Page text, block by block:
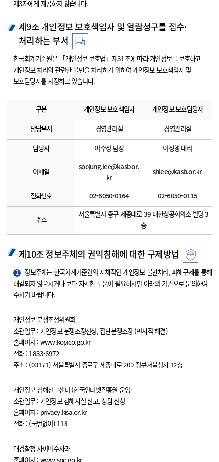
제3자에게 제공하지 않습니다.
제9조 개인정보 보호책임자 및 열람청구를 접수·
처리하는 부서
한국회계기준원은 「개인정보 보호법」제31조에 따라 개인정보를 보호하고
개인정보 처리와 관련한 불만을 처리하기 위하여 개인정보 보호책임자 및
보호담당자를 지정하고 있습니다.
구분 개인정보 보호책임자 개인정보 보호담당자
담당부서 경영관리실 경영관리실
담당자 이수정 팀장 이상행 대리
이메일
soojung.lee@kasb.or.
kr
shlee@kasb.or.kr
전화번호 02-6050-0164 02-6050-0115
주소
서울특별시 중구 세종대로 39 대한상공회의소 빌딩 3
층
제10조 정보주체의 권익침해에 대한 구제방법
1
정보주체는 한국회계기준원의 자체적인 개인정보 불만처리, 피해구제를 통해
해결되지 않으시거나 보다 자세한 도움이 필요하시면 아래의 기관으로 문의하여
주시기 바랍니다.
개인정보 분쟁조정위원회
소관업무 : 개인정보 분쟁조정신청, 집단분쟁조정 (민사적 해결)
홈페이지 : www.kopico.go.kr
전화 : 1833-6972
주소 : (03171) 서울특별시 종로구 세종대로 209 정부서울청사 12층
개인정보 침해신고센터 (한국인터넷진흥원 운영)
소관업무 : 개인정보 침해사실 신고, 상담 신청
홈페이지 : privacy.kisa.or.kr
전화 : (국번없이) 118
대검찰청 사이버수사과
홈페이지 : www.spo.go.kr